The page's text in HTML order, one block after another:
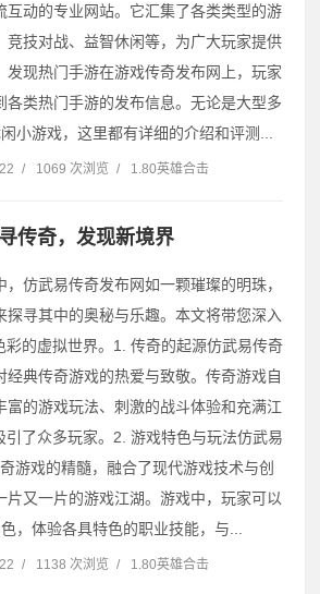
互动的专业网站。它汇集了各类类型的游
竞技对战、益智休闲等，为广大玩家提供
发现热门手游在游戏传奇发布网上，玩家
各类热门手游的发布信息。无论是大型多
小游戏，这里都有详细的介绍和评测...
/ 1069 次浏览 / 1.80英雄合击
传奇，发现新境界
仿武易传奇发布网如一颗璀璨的明珠，
探寻其中的奥秘与乐趣。本文将带您深入
彩的虚拟世界。1. 传奇的起源仿武易传奇
经典传奇游戏的热爱与致敬。传奇游戏自
富的游戏玩法、刺激的战斗体验和充满江
引了众多玩家。2. 游戏特色与玩法仿武易
游戏的精髓，融合了现代游戏技术与创
片又一片的游戏江湖。游戏中，玩家可以
，体验各具特色的职业技能，与...
/ 1138 次浏览 / 1.80英雄合击